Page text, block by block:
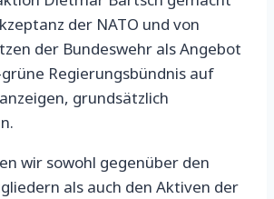
der NATO und von
der Bundeswehr als Angebot
Regierungsbündnis auf
grundsätzlich
wir sowohl gegenüber den
als auch den Aktiven der